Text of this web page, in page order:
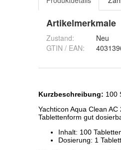
Artikelmerkmale
Zustand:
Neu
GTIN / EAN: